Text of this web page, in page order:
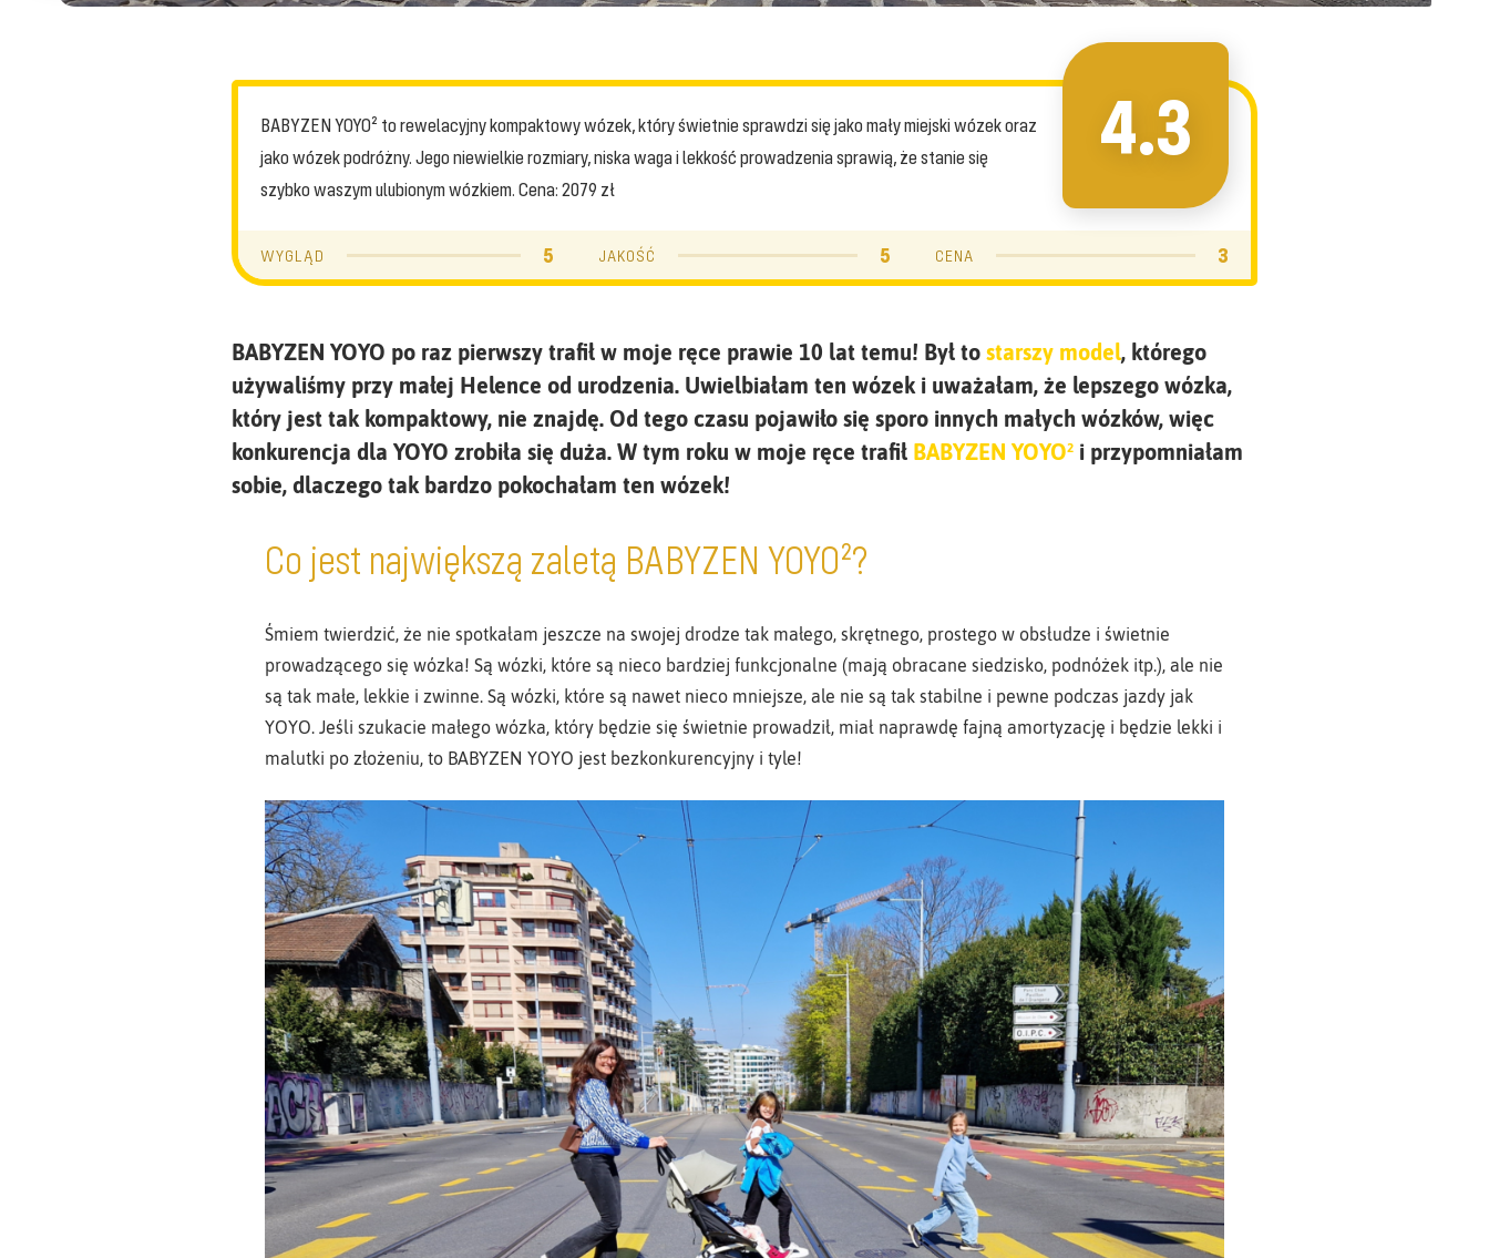
BABYZEN YOYO² to rewelacyjny kompaktowy wózek, który świetnie sprawdzi się jako mały miejski wózek oraz
jako wózek podróżny. Jego niewielkie rozmiary, niska waga i lekkość prowadzenia sprawią, że stanie się
szybko waszym ulubionym wózkiem. Cena: 2079 zł
4.3
WYGLĄD 5 JAKOŚĆ 5 CENA 3
BABYZEN YOYO po raz pierwszy trafił w moje ręce prawie 10 lat temu! Był to starszy model, którego
używaliśmy przy małej Helence od urodzenia. Uwielbiałam ten wózek i uważałam, że lepszego wózka,
który jest tak kompaktowy, nie znajdę. Od tego czasu pojawiło się sporo innych małych wózków, więc
konkurencja dla YOYO zrobiła się duża. W tym roku w moje ręce trafił BABYZEN YOYO² i przypomniałam
sobie, dlaczego tak bardzo pokochałam ten wózek!
Co jest największą zaletą BABYZEN YOYO²?
Śmiem twierdzić, że nie spotkałam jeszcze na swojej drodze tak małego, skrętnego, prostego w obsłudze i świetnie
prowadzącego się wózka! Są wózki, które są nieco bardziej funkcjonalne (mają obracane siedzisko, podnóżek itp.), ale nie
są tak małe, lekkie i zwinne. Są wózki, które są nawet nieco mniejsze, ale nie są tak stabilne i pewne podczas jazdy jak
YOYO. Jeśli szukacie małego wózka, który będzie się świetnie prowadził, miał naprawdę fajną amortyzację i będzie lekki i
malutki po złożeniu, to BABYZEN YOYO jest bezkonkurencyjny i tyle!